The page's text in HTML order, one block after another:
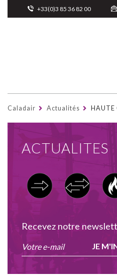
+33(0)3 85 36 82 00
Caladair Actualités HAUTE
ACTUALITES
Recevez notre
JE
Cookies management panel